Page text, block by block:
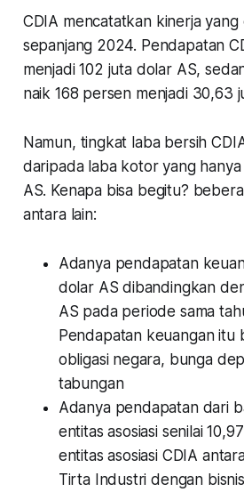
CDIA mencatatkan kinerja
sepanjang 2024. Pendapatan
menjadi 102 juta dolar AS,
naik 168 persen menjadi 30,63
Namun, tingkat laba bersih
daripada laba kotor yang
AS. Kenapa bisa begitu?
antara lain:
Adanya pendapatan
dolar AS dibandingkan
AS pada periode sama
Pendapatan keuangan itu
obligasi negara, bunga
tabungan
Adanya pendapatan dari
entitas asosiasi senilai
entitas asosiasi CDIA
Tirta Industri dengan